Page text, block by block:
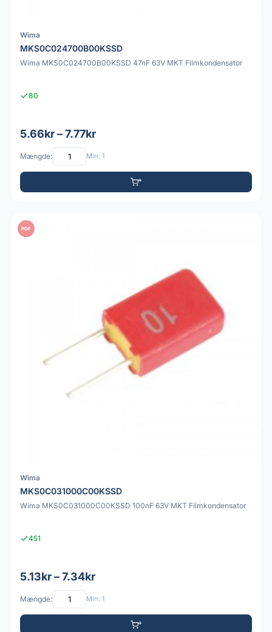
Wima
MKS0C024700B00KSSD
Wima MKS0C024700B00KSSD 47nF 63V MKT Filmkondensator
80
5.66kr – 7.77kr
Mængde: Min: 1
PDF
Wima
MKS0C031000C00KSSD
Wima MKS0C031000C00KSSD 100nF 63V MKT Filmkondensator
451
5.13kr – 7.34kr
Mængde: Min: 1